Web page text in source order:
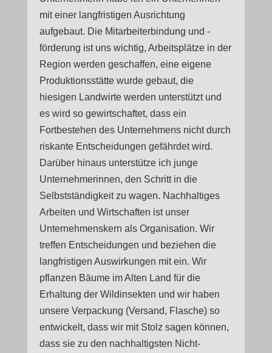
mit einer langfristigen Ausrichtung
aufgebaut. Die Mitarbeiterbindung und -
förderung ist uns wichtig, Arbeitsplätze in der
Region werden geschaffen, eine eigene
Produktionsstätte wurde gebaut, die
hiesigen Landwirte werden unterstützt und
es wird so gewirtschaftet, dass ein
Fortbestehen des Unternehmens nicht durch
riskante Entscheidungen gefährdet wird.
Darüber hinaus unterstütze ich junge
Unternehmerinnen, den Schritt in die
Selbstständigkeit zu wagen. Nachhaltiges
Arbeiten und Wirtschaften ist unser
Unternehmenskern als Organisation. Wir
treffen Entscheidungen und beziehen die
langfristigen Auswirkungen mit ein. Wir
pflanzen Bäume im Alten Land für die
Erhaltung der Wildinsekten und wir haben
unsere Verpackung (Versand, Flasche) so
entwickelt, dass wir mit Stolz sagen können,
dass sie zu den nachhaltigsten Nicht-